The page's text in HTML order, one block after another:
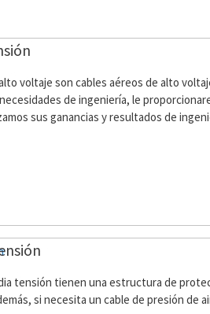
voltaje son cables aéreos de alto
de ingeniería, le
sus ganancias y resultados de
tensión tienen una estructura de
si necesita un cable de presión de